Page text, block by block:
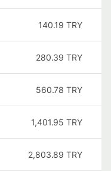
140.19 TRY
280.39 TRY
560.78 TRY
1,401.95 TRY
2,803.89 TRY